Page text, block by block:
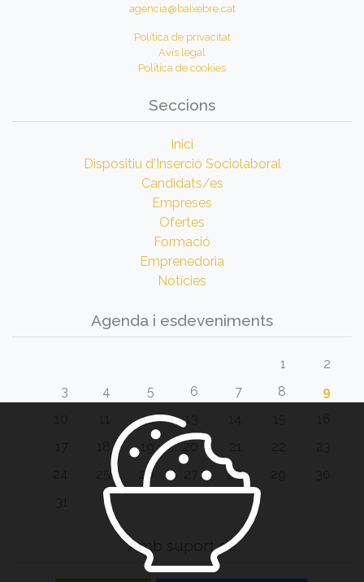
agencia@baixebre.cat
Política de privacitat
Avís legal
Política de cookies
Seccions
Inici
Dispositiu d'Inserció Sociolaboral
Candidats/es
Empreses
Ofertes
Formació
Emprenedoria
Notícies
Agenda i esdeveniments
1
2
3
4 5 6 7 8
9
12 13
20
26 28
Amb suport de